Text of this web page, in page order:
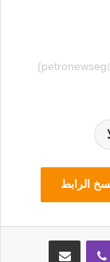
الرابط
ڤايبر مشاركة عبر البريد